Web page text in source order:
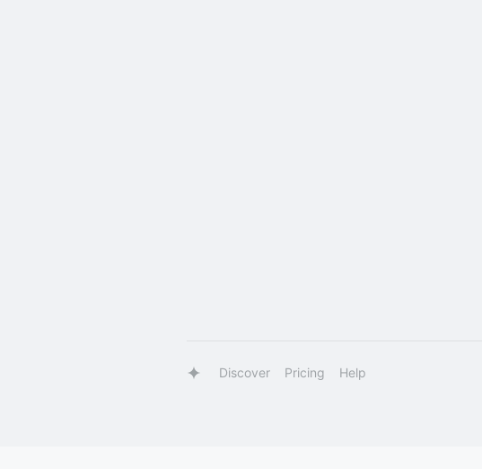
Discover Pricing Help